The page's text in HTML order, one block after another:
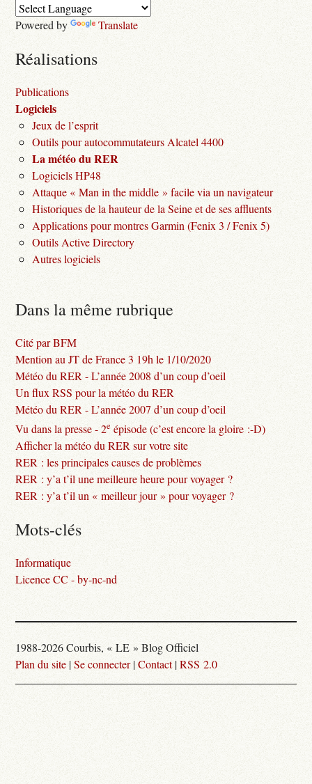
Powered by Translate
Réalisations
Publications
Logiciels
Jeux de l’esprit
Outils pour autocommutateurs Alcatel 4400
La météo du RER
Logiciels HP48
Attaque « Man in the middle » facile via un navigateur
Historiques de la hauteur de la Seine et de ses affluents
Applications pour montres Garmin (Fenix 3 / Fenix 5)
Outils Active Directory
Autres logiciels
Dans la même rubrique
Cité par BFM
Mention au JT de France 3 19h le 1/10/2020
Météo du RER - L’année 2008 d’un coup d’oeil
Un flux RSS pour la météo du RER
Météo du RER - L’année 2007 d’un coup d’oeil
Vu dans la presse - 2e épisode (c’est encore la gloire :-D)
Afficher la météo du RER sur votre site
RER : les principales causes de problèmes
RER : y’a t’il une meilleure heure pour voyager ?
RER : y’a t’il un « meilleur jour » pour voyager ?
Mots-clés
Informatique
Licence CC - by-nc-nd
1988-2026 Courbis, « LE » Blog Officiel
Plan du site |Se connecter|Contact|RSS 2.0